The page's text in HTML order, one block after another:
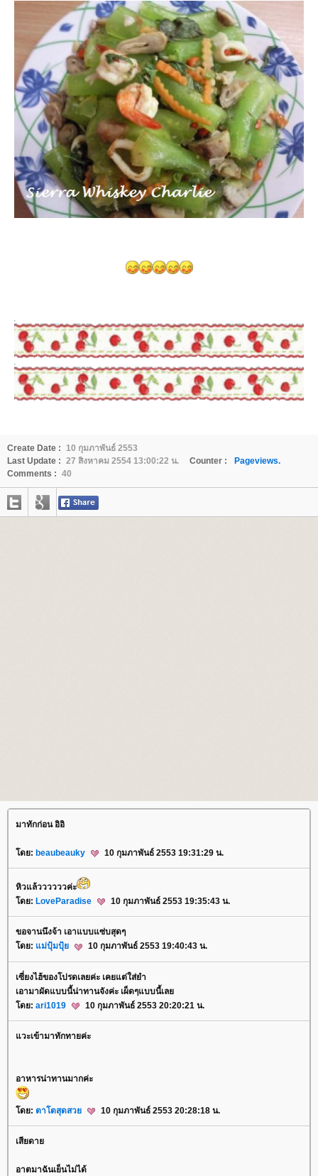
Create Date : 10 กุมภาพันธ์ 2553
Last Update : 27 สิงหาคม 2554 13:00:22 น. Counter :
Pageviews.
Comments : 40
มาทักก่อน อิอิ
ดย: beaubeauky 10 กุมภาพันธ์ 2553 19:31:29 น.
หิวแล้ววววววค่ะ
ดย: LoveParadise 10 กุมภาพันธ์ 2553 19:35:43 น.
ขอจานนึงจ้า เอาแบบแซ่บสุดๆ
ดย: ม่ปุ้มปุ้ 10 กุมภาพันธ์ 2553 19:40:43 น.
เซี่ยงไฮ้ของโปรดเลยค่ะ เคยแต่ใส่ยำ
เอามาผัดแบบนี้น่าทานจังค่ะ เผ็ดๆแบบนี้เล
ดย: ari1019 10 กุมภาพันธ์ 2553 20:20:21 น.
วะเข้ามาทักทายค่ะ
อาหารน่าทานมากค่ะ
ดย: ตาโตสุดสว 10 กุมภาพันธ์ 2553 20:28:18 น.
เสียดา
อาตมาฉันเย็นไม่ได้